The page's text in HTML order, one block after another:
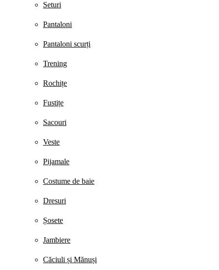
Seturi
Pantaloni
Pantaloni scurți
Trening
Rochițe
Fustițe
Sacouri
Veste
Pijamale
Costume de baie
Dresuri
Șosete
Jambiere
Căciuli și Mănuși